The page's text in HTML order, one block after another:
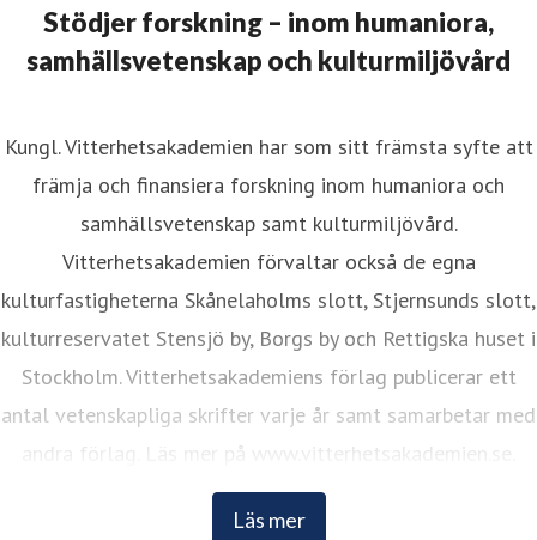
Stödjer forskning – inom humaniora,
samhällsvetenskap och kulturmiljövård
Läs mer
Kungl. Vitterhetsakademien har som sitt främsta syfte att
främja och finansiera forskning inom humaniora och
samhällsvetenskap samt kulturmiljövård.
Vitterhetsakademien förvaltar också de egna
kulturfastigheterna Skånelaholms slott, Stjernsunds slott,
kulturreservatet Stensjö by, Borgs by och Rettigska huset i
Stockholm. Vitterhetsakademiens förlag publicerar ett
antal vetenskapliga skrifter varje år samt samarbetar med
andra förlag. Läs mer på www.vitterhetsakademien.se.